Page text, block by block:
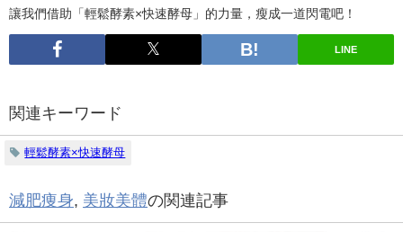
讓我們借助「輕鬆酵素×快速酵母」的力量，瘦成一道閃電吧！
LINE
関連キーワード
輕鬆酵素×快速酵母
減肥痩身, 美妝美體の関連記事